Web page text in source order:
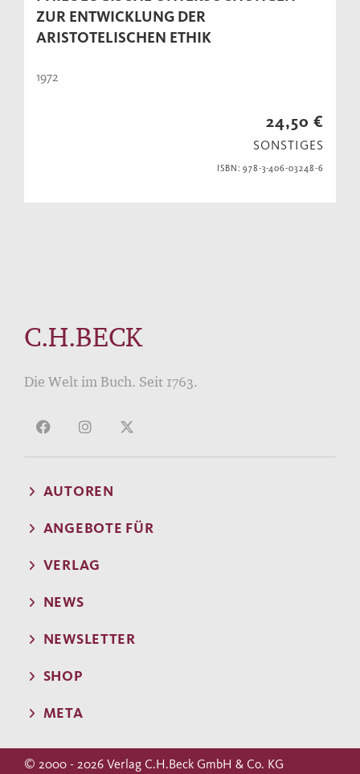
ZUR ENTWICKLUNG DER
ARISTOTELISCHEN ETHIK
1972
24,50 €
SONSTIGES
ISBN: 978-3-406-03248-6
C.H.BECK
Die Welt im Buch. Seit 1763.
AUTOREN
ANGEBOTE FÜR
VERLAG
NEWS
NEWSLETTER
SHOP
META
© 2000 - 2026 Verlag C.H.Beck GmbH & Co. KG